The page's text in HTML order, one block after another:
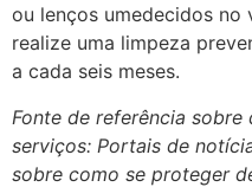
ou lenços umedecidos no
realize uma limpeza
a cada seis meses.
Fonte de referência
serviços: Portais de
sobre como se proteger